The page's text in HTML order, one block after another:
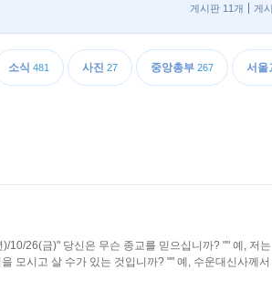
게시판 11개 게
소식 481 사진 27 중앙총부 267 서울
26(금)" 당신은 무슨 종교를 믿으십니까? "" 예, 저
모시고 살 수가 있는 것입니까? "" 예, 수운대신사께